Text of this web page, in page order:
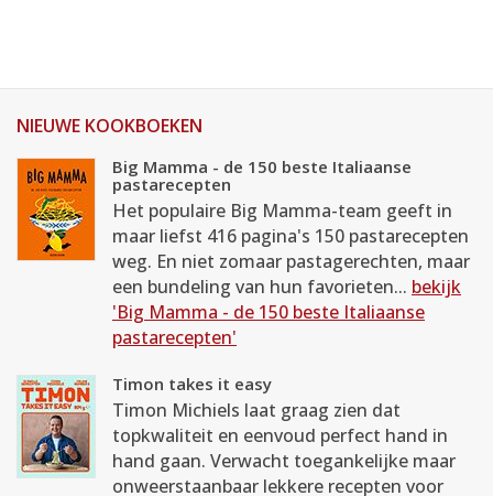
NIEUWE KOOKBOEKEN
Big Mamma - de 150 beste Italiaanse
pastarecepten
Het populaire Big Mamma-team geeft in
maar liefst 416 pagina's 150 pastarecepten
weg. En niet zomaar pastagerechten, maar
een bundeling van hun favorieten... bekijk
'Big Mamma - de 150 beste Italiaanse
pastarecepten'
Timon takes it easy
Timon Michiels laat graag zien dat
topkwaliteit en eenvoud perfect hand in
hand gaan. Verwacht toegankelijke maar
onweerstaanbaar lekkere recepten voor